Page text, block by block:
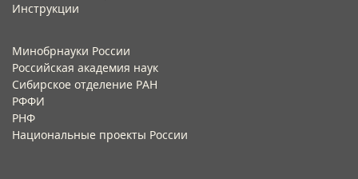
Инструкции​
Минобрнауки России
Российская академия наук
Сибирское отделение РАН
РФФИ
РНФ
Национальные проекты России